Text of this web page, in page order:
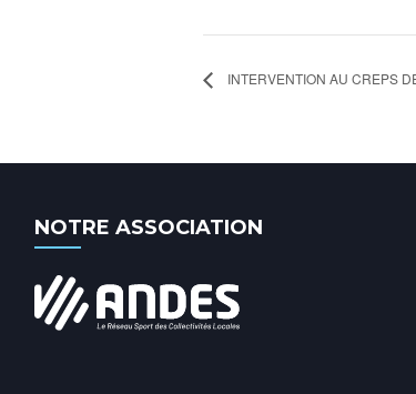
INTERVENTION AU CREPS
NOTRE ASSOCIATION